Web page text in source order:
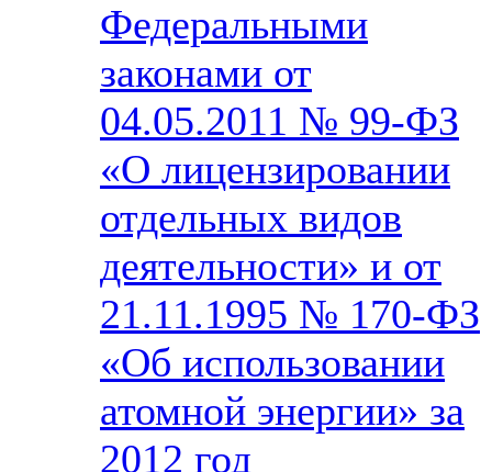
Федеральными
законами от
04.05.2011 № 99-ФЗ
«О лицензировании
отдельных видов
деятельности» и от
21.11.1995 № 170-ФЗ
«Об использовании
атомной энергии» за
2012 год